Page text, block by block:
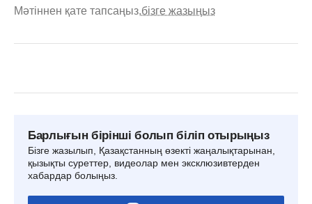
Мәтіннен қате тапсаңыз,бізге жазыңыз
Барлығын бірінші болып біліп отырыңыз
Бізге жазылып, Қазақстанның өзекті жаңалықтарынан,
қызықты суреттер, видеолар мен эксклюзивтерден
хабардар болыңыз.